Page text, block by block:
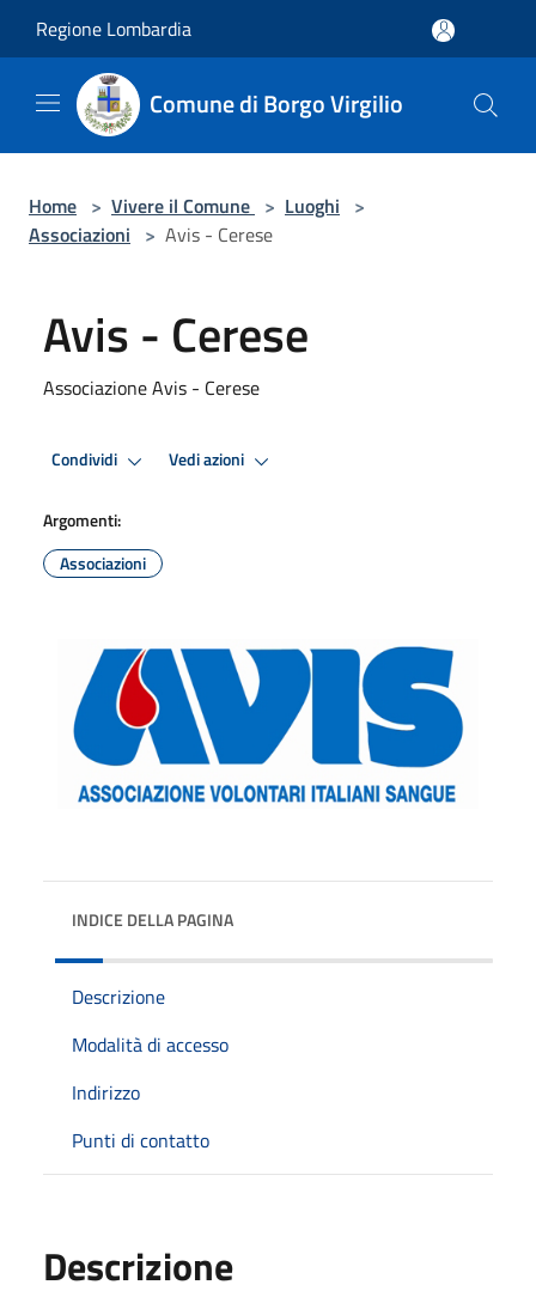
Regione Lombardia
Comune di Borgo Virgilio
Home > Vivere il Comune > Luoghi >
Associazioni > Avis - Cerese
Avis - Cerese
Associazione Avis - Cerese
Condividi Vedi azioni
Argomenti:
Associazioni
INDICE DELLA PAGINA
Descrizione
Modalità di accesso
Indirizzo
Punti di contatto
Descrizione